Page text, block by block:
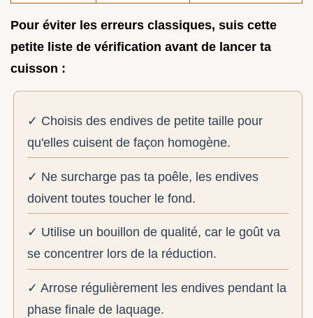
Pour éviter les erreurs classiques, suis cette
petite liste de vérification avant de lancer ta
cuisson :
✓ Choisis des endives de petite taille pour
qu'elles cuisent de façon homogène.
✓ Ne surcharge pas ta poêle, les endives
doivent toutes toucher le fond.
✓ Utilise un bouillon de qualité, car le goût va
se concentrer lors de la réduction.
✓ Arrose régulièrement les endives pendant la
phase finale de laquage.